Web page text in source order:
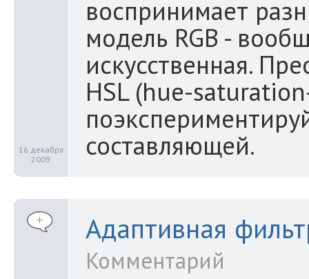
16 декабря
2009
воспринимает
модель RGB -
искусственная.
HSL (hue-
составляющей.
Адаптивная
Комментарий